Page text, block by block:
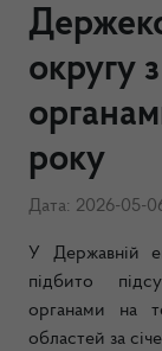
округу
року
Дата: 2026-05-
У Державній
підбито
органами на
областей за